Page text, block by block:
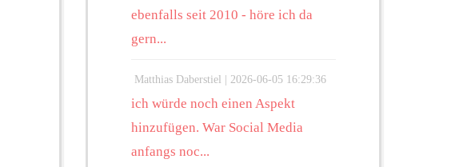
ebenfalls seit 2010 - höre ich da
gern...
Matthias Daberstiel | 2026-06-05 16:29:36
ich würde noch einen Aspekt
hinzufügen. War Social Media
anfangs noc...